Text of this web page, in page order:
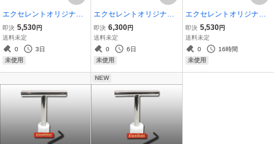
エクセレントオリジナル
菌糸瓶ハンドプレス60Φ
（交換タイプ）
即決 5,530円
送料未定
0
3日
未使用
エクセレントオリジナル
菌糸瓶ハンドプレス90Φ
（交換タイプ）
即決 6,300円
送料未定
0
6日
未使用
エクセレントオリジナル
菌糸瓶ハンドプレス65Φ
（交換タイプ）
即決 5,530円
送料未定
0
16時間
未使用
NEW